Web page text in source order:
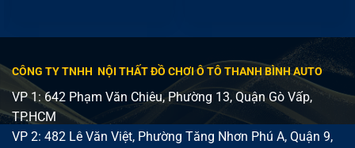
CÔNG TY TNHH NỘI THẤT ĐỒ CHƠI Ô TÔ THANH BÌNH AUTO
VP 1: 642 Phạm Văn Chiêu, Phường 13, Quận Gò Vấp,
TP.HCM
VP 2: 482 Lê Văn Việt, Phường Tăng Nhơn Phú A, Quận 9,